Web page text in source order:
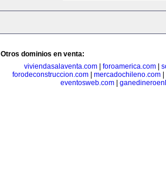
Otros dominios en venta:
viviendasalaventa.com| foroamerica.com|
forodeconstruccion.com
mercadochileno.com
eventosweb.com|